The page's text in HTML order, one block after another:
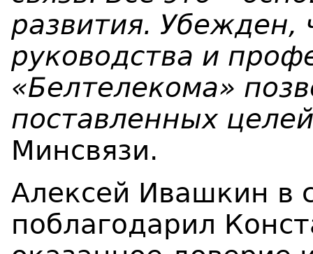
развития. Убежден,
руководства и
«Белтелекома»
поставленных
Минсвязи.
Алексей Ивашкин в
поблагодарил